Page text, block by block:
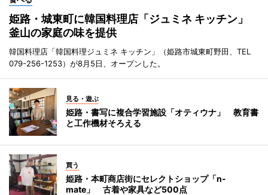
姫路・城東町に韓国料理店「ジュミネ キッチン」
釜山の家庭の味を提供
韓国料理店「韓国料理ジュミネ キッチン」（姫路市城東町野田、TEL
079-256-1253）が8月5日、オープンした。
見る・遊ぶ
姫路・書写に複合学習施設「オティウナ」 教育書
と工作機材そろえる
買う
姫路・本町商店街にセレクトショップ「n-
mate」 古着や家具など500点